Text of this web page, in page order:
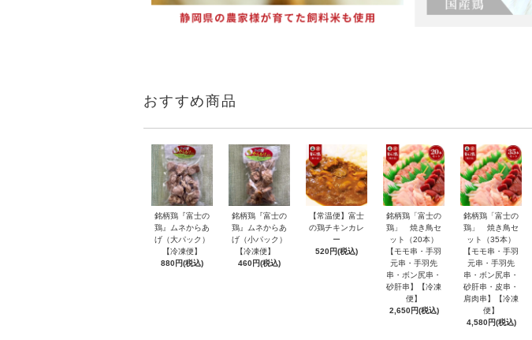
おすすめ商品
銘柄鶏『富士の
鶏』ムネからあ
げ（大パック）
【冷凍便】
880円(税込)
銘柄鶏『富士の
鶏』ムネからあ
げ（小パック）
【冷凍便】
460円(税込)
【常温便】富士
の鶏チキンカレ
ー
520円(税込)
銘柄鶏「富士の
鶏」 焼き鳥セ
ット（20本）
【モモ串・手羽
元串・手羽先
串・ボン尻串・
砂肝串】【冷凍
便】
2,650円(税込)
銘柄鶏「富士の
鶏」 焼き鳥セ
ット（35本）
【モモ串・手羽
元串・手羽先
串・ボン尻串・
砂肝串・皮串・
肩肉串】【冷凍
便】
4,580円(税込)